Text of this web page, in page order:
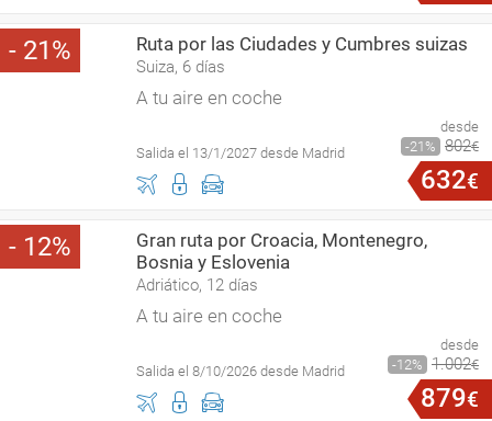
21 Ruta por las Ciudades y Cumbres suizas
Suiza, 6 días
A tu aire en coche
Salida el 13/1/2027 desde Madrid
desde
21
802€
632€
12
Gran ruta por Croacia, Montenegro,
Bosnia y Eslovenia
Adriático, 12 días
A tu aire en coche
Salida el 8/10/2026 desde Madrid
desde
12
1.002€
879€